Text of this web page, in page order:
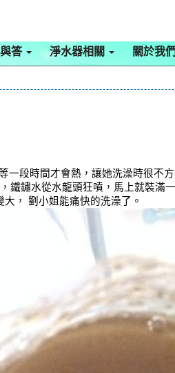
答 淨水器相關 關於我們
段時間才會熱，讓她洗澡時很
鏽水從水龍頭狂噴，馬上就裝
， 劉小姐能痛快的洗澡了。